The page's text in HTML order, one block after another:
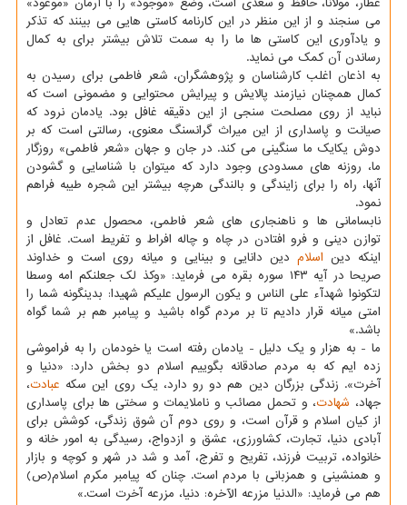
می سنجند و از این منظر در این کارنامه کاستی هایی می بینند که تذکر
و یادآوری این کاستی ها ما را به سمت تلاش بیشتر برای به کمال
رساندن آن کمک می نماید.
به اذعان اغلب کارشناسان و پژوهشگران، شعر فاطمی برای رسیدن به
کمال همچنان نیازمند پالایش و پیرایش محتوایی و مضمونی است که
نباید از روی مصلحت سنجی از این دقیقه غافل بود. یادمان نرود که
صیانت و پاسداری از این میراث گرانسنگ معنوی، رسالتی است که بر
دوش یکایک ما سنگینی می کند. در جان و جهان «شعر فاطمی» روزگار
ما، روزنه های مسدودی وجود دارد که میتوان با شناسایی و گشودن
آنها، راه را برای زایندگی و بالندگی هرچه بیشتر این شجره طیبه فراهم
نمود.
نابسامانی ها و ناهنجاری های شعر فاطمی، محصول عدم تعادل و
توازن دینی و فرو افتادن در چاه و چاله افراط و تفریط است. غافل از
اینکه دین اسلامدین دانایی و بینایی و میانه روی است و خداوند
صریحا در آیه ۱۴۳ سوره بقره می فرماید: «وکذ لک جعلنکم امه وسطا
لتکونوا شهدآء علی الناس و یکون الرسول علیکم شهیدا: بدینگونه شما را
امتی میانه قرار دادیم تا بر مردم گواه باشید و پیامبر هم بر شما گواه
باشد.»
ما - به هزار و یک دلیل - یادمان رفته است یا خودمان را به فراموشی
زده ایم که به مردم صادقانه بگوییم اسلام دو بخش دارد: «دنیا و
آخرت». زندگی بزرگان دین هم دو رو دارد، یک روی این سکه عبادت،
جهاد، شهادت، و تحمل مصائب و ناملایمات و سختی ها برای پاسداری
از کیان اسلام و قرآن است، و روی دوم آن شوق زندگی، کوشش برای
آبادی دنیا، تجارت، کشاورزی، عشق و ازدواج، رسیدگی به امور خانه و
خانواده، تربیت فرزند، تفریح و تفرج، آمد و شد در شهر و کوچه و بازار
و همنشینی و همزبانی با مردم است. چنان که پیامبر مکرم اسلام(ص)
هم می فرماید: «الدنیا مزرعه الآخره: دنیا، مزرعه آخرت است.»